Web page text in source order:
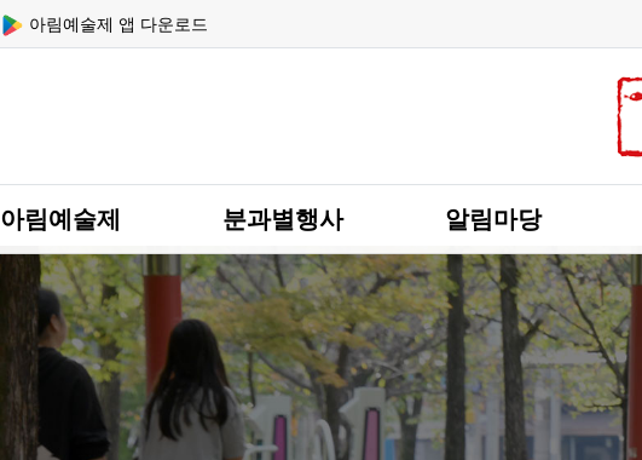
상단 네비
아림예술제 앱 다운로드
메인 메뉴
아림예술제 분과별행사 알림마당